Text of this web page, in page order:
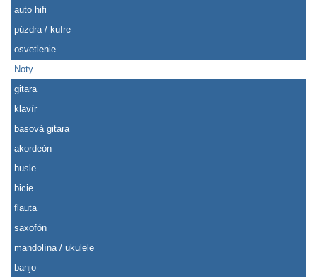
auto hifi
púzdra / kufre
osvetlenie
Noty
gitara
klavír
basová gitara
akordeón
husle
bicie
flauta
saxofón
mandolína / ukulele
banjo